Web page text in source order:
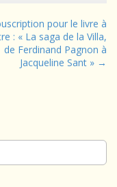
pour le livre à
: « La saga de la Villa,
de Ferdinand Pagnon à
Jacqueline Sant » →